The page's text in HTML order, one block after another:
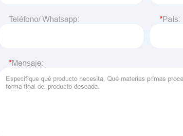
Teléfono/ Whatsapp: País:
Mensaje: